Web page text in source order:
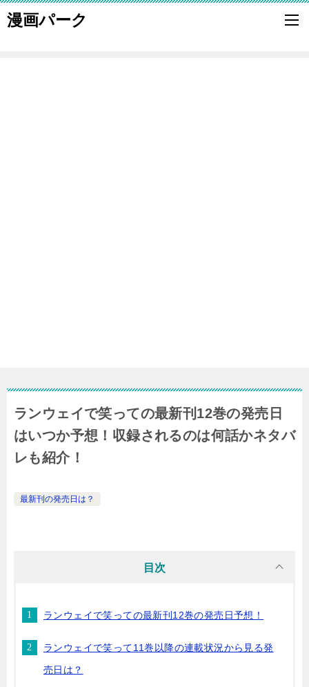
漫画パーク
ランウェイで笑っての最新刊12巻の発売日
はいつか予想！収録されるのは何話かネタバ
レも紹介！
最新刊の発売日は？
目次
ランウェイで笑っての最新刊12巻の発売日予想！
ランウェイで笑って11巻以降の連載状況から見る発
売日は？